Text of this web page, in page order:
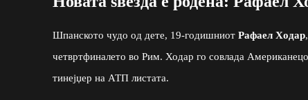
Шпанското чудо од дете, 19-годишниот Рафаел Ходар
четвртфиналето во Рим. Ходар го совлада
тинејџер на АТП листата.